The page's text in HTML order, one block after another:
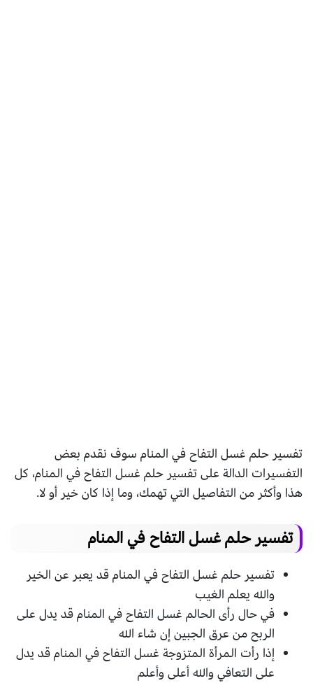
تفسير حلم غسل التفاح في المنام سوف نقدم بعض
التفسيرات الدالة على تفسير حلم غسل التفاح في المنام، كل
هذا وأكثر من التفاصيل التي تهمك، وما إذا كان خير أو لا.
تفسير حلم غسل التفاح في المنام
تفسير حلم غسل التفاح في المنام قد يعبر عن الخير
والله يعلم الغيب
في حال رأى الحالم غسل التفاح في المنام قد يدل على
الربح من عرق الجبين إن شاء الله
إذا رأت المرأة المتزوجة غسل التفاح في المنام قد يدل
على التعافي والله أعلى وأعلم